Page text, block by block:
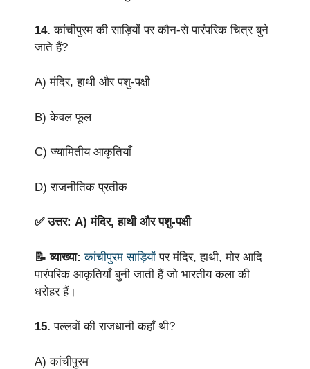
14.कांचीपुरम की साड़ियों पर कौन-से पारंपरिक चित्र बुने
जाते हैं?
A) मंदिर, हाथी और पशु-पक्षी
B) केवल फूल
C) ज्यामितीय आकृतियाँ
D) राजनीतिक प्रतीक
✅ उत्तर: A) मंदिर, हाथी और पशु-पक्षी
📝 व्याख्या:कांचीपुरम साड़ियों पर मंदिर, हाथी, मोर आदि
पारंपरिक आकृतियाँ बुनी जाती हैं जो भारतीय कला की
धरोहर हैं।
15.पल्लवों की राजधानी कहाँ थी?
A) कांचीपुरम